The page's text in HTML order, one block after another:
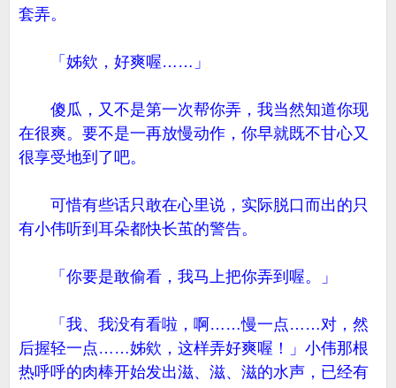
套弄。
「姊欸，好爽喔……」
傻瓜，又不是第一次帮你弄，我当然知道你现
在很爽。要不是一再放慢动作，你早就既不甘心又
很享受地到了吧。
可惜有些话只敢在心里说，实际脱口而出的只
有小伟听到耳朵都快长茧的警告。
「你要是敢偷看，我马上把你弄到喔。」
「我、我没有看啦，啊……慢一点……对，然
后握轻一点……姊欸，这样弄好爽喔！」小伟那根
热呼呼的肉棒开始发出滋、滋、滋的水声，已经有